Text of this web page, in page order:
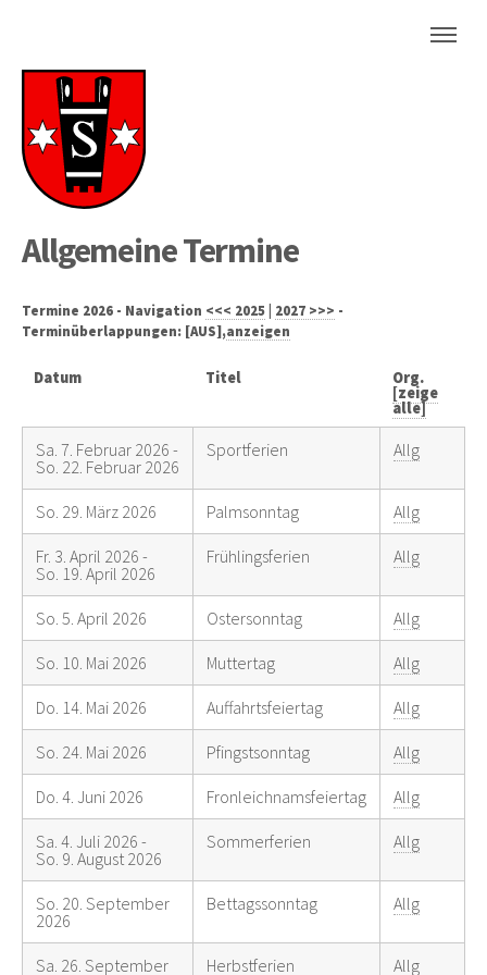
Allgemeine Termine
Termine 2026 - Navigation <<< 2025 2027 >>> -
Terminüberlappungen: [AUS],anzeigen
Datum Titel Org.
[zeige
alle]
Sa. 7. Februar 2026 -
So. 22. Februar 2026
Sportferien Allg
So. 29. März 2026 Palmsonntag Allg
Fr. 3. April 2026 -
So. 19. April 2026
Frühlingsferien Allg
So. 5. April 2026 Ostersonntag Allg
So. 10. Mai 2026 Muttertag Allg
Do. 14. Mai 2026 Auffahrtsfeiertag Allg
So. 24. Mai 2026 Pfingstsonntag Allg
Do. 4. Juni 2026 Fronleichnamsfeiertag Allg
Sa. 4. Juli 2026 -
So. 9. August 2026
Sommerferien Allg
So. 20. September
2026
Bettagssonntag Allg
Sa. 26. September
Herbstferien Allg